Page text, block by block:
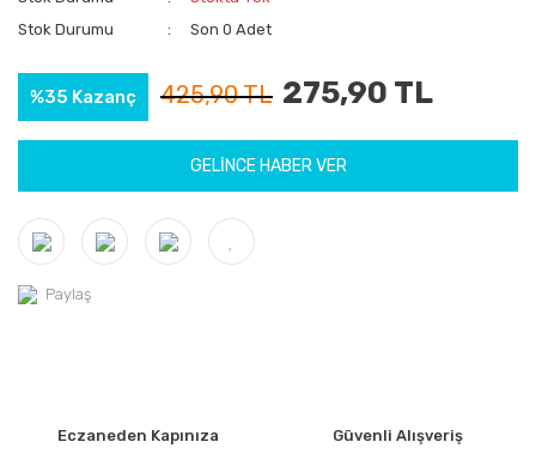
Stok Durumu
Son 0 Adet
%35 Kazanç 425,90 TL 275,90 TL
GELİNCE HABER VER
Paylaş
Eczaneden Kapınıza Güvenli Alışveriş